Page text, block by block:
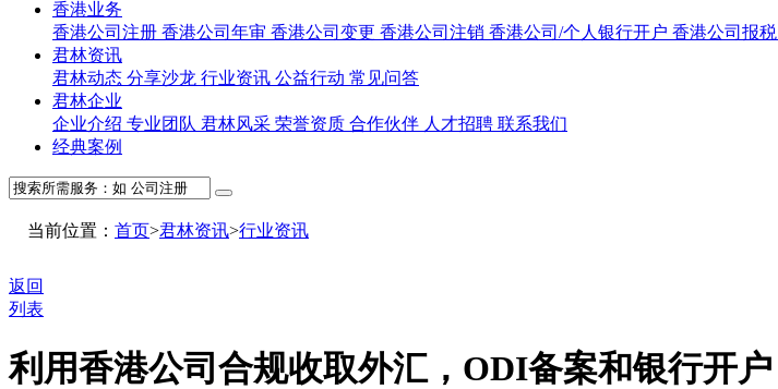
香港业务
香港公司注册 香港公司年审 香港公司变更 香港公司注销 香港公司/个人银行开户 香港公司报税
君林资讯
君林动态 分享沙龙 行业资讯 公益行动 常见问答
君林企业
企业介绍 专业团队 君林风采 荣誉资质 合作伙伴 人才招聘 联系我们
经典案例
当前位置： 首页>君林资讯>行业资讯
返回
列表
利用香港公司合规收取外汇，ODI备案和银行开户